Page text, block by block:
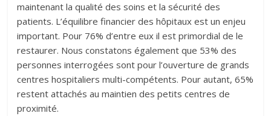
maintenant la qualité des soins et la sécurité des
patients. L’équilibre financier des hôpitaux est un enjeu
important. Pour 76% d’entre eux il est primordial de le
restaurer. Nous constatons également que 53% des
personnes interrogées sont pour l’ouverture de grands
centres hospitaliers multi-compétents. Pour autant, 65%
restent attachés au maintien des petits centres de
proximité.